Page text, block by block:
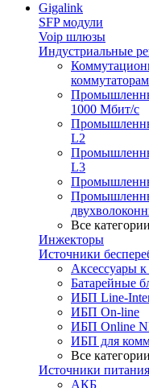
Gigalink
SFP модули
Voip шлюзы
Индустриальные
1000 Мбит/с
L2
L3
Все
Инжекторы
Источники
Аксессуары
Батарейные
ИБП Line-
ИБП On-line
ИБП Online
ИБП для
Все
Источники питания
АКБ